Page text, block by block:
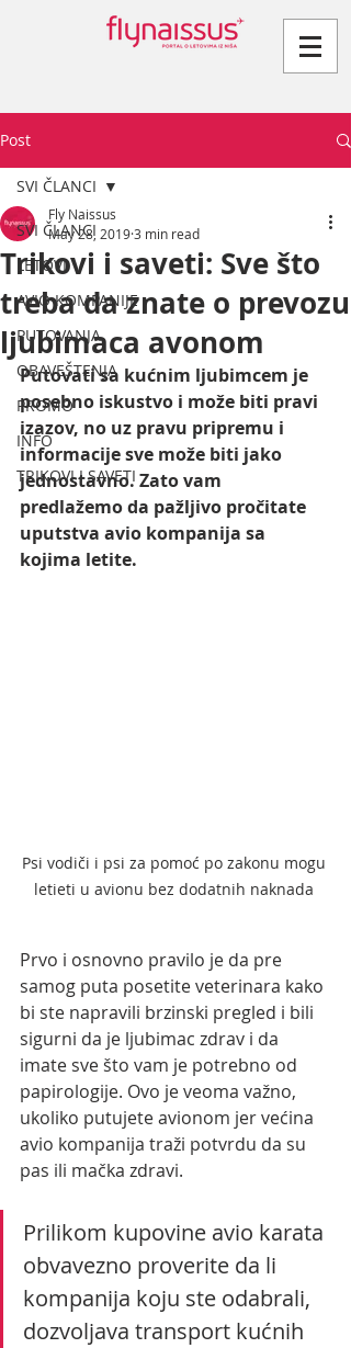
Post
SVI ČLANCI
LETOVI
AVIO KOMPANIJE
PUTOVANJA
OBAVEŠTENJA
PROMO
INFO
TRIKOVI I SAVETI
SVI ČLANCI
Trikovi i saveti: Sve što
treba da znate o prevozu
ljubimaca avonom
Fly Naissus
May 28, 20193 min read
Putovati sa kućnim ljubimcem je
posebno iskustvo i može biti pravi
izazov, no uz pravu pripremu i
informacije sve može biti jako
jednostavno. Zato vam
predlažemo da pažljivo pročitate
uputstva avio kompanija sa
kojima letite.
Psi vodiči i psi za pomoć po zakonu mogu
letieti u avionu bez dodatnih naknada
Prvo i osnovno pravilo je da pre
samog puta posetite veterinara kako
bi ste napravili brzinski pregled i bili
sigurni da je ljubimac zdrav i da
imate sve što vam je potrebno od
papirologije. Ovo je veoma važno,
ukoliko putujete avionom jer većina
avio kompanija traži potvrdu da su
pas ili mačka zdravi.
Prilikom kupovine avio karata
obvavezno proverite da li
kompanija koju ste odabrali,
dozvoljava transport kućnih